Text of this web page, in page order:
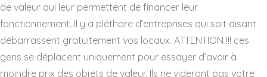
de valeur qui leur permettent de financer leur
fonctionnement. Il y a pléthore d’entreprises qui soit disant
débarrassent gratuitement vos locaux. ATTENTION !!! ces
gens se déplacent uniquement pour essayer d’avoir à
moindre prix des objets de valeur. Ils ne videront pas votre